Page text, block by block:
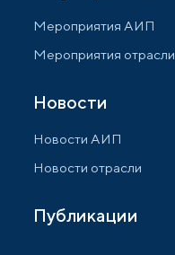
Мероприятия АИП
Мероприятия отрасли
Новости
Новости АИП
Новости отрасли
Публикации